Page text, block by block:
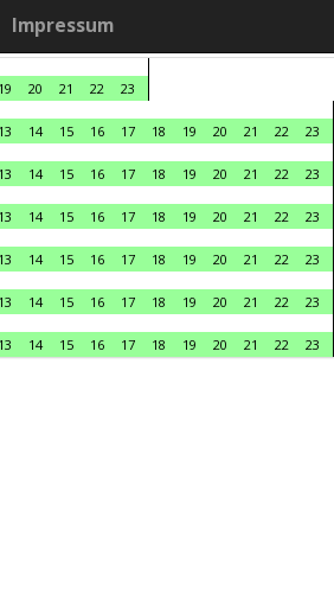
Impressum
19 20 21 22
23
13 14 15 16 17 18 19 20 21 22
23
13 14 15 16 17 18 19 20 21 22
23
13 14 15 16 17 18 19 20 21 22
23
13 14 15 16 17 18 19 20 21 22
23
13 14 15 16 17 18 19 20 21 22
23
13 14 15 16 17 18 19 20 21 22 23